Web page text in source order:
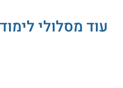
עוד מסלולי